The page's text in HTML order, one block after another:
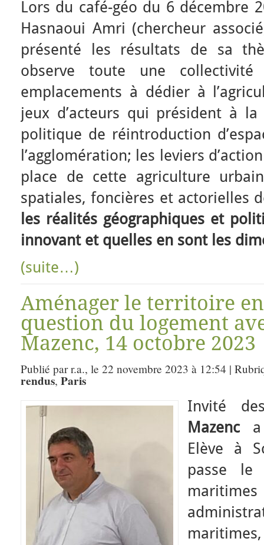
Lors du café-géo du 6 décembre
Hasnaoui Amri (chercheur
présenté les résultats de sa
observe toute une collectivité
emplacements à dédier à
jeux d’acteurs qui président à
politique de réintroduction
l’agglomération; les leviers
place de cette agriculture
spatiales, foncières et actorielles
les réalités géographiques et
innovant et quelles en sont les
(suite…)
Aménager le territoire
question du logement
Mazenc, 14 octobre 2023
Publié par r.a., le 22 novembre 2023 à 12:54 |
rendus, Paris
Invité
Mazenca
Elève à
passe le